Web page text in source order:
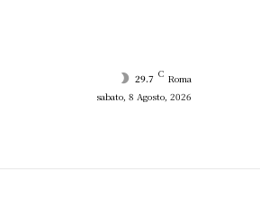
29.7 C Roma
sabato, 8 Agosto, 2026